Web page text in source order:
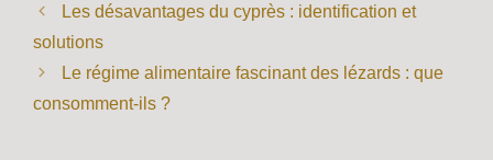
Les désavantages du cyprès : identification et
solutions
Le régime alimentaire fascinant des lézards : que
consomment-ils ?